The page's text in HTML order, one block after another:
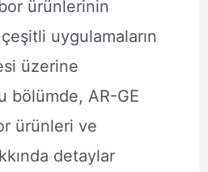
ürünlerinin
uygulamaların
üzerine
bölümde, AR-GE
ürünleri ve
detaylar